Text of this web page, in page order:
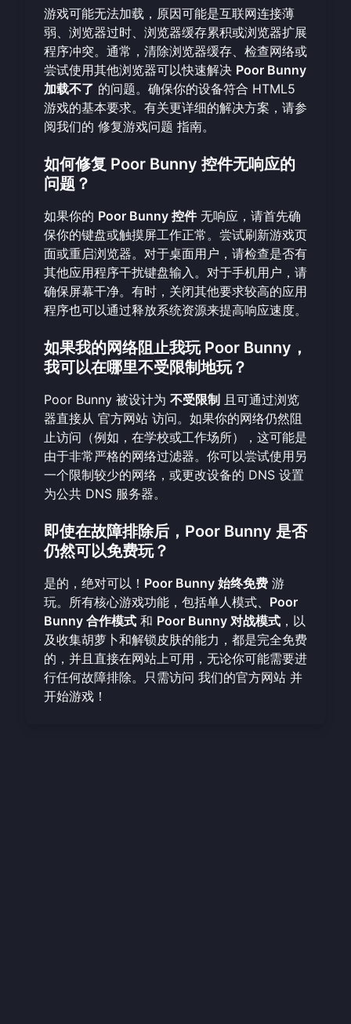
游戏可能无法加载，原因可能是互联网连接薄
弱、浏览器过时、浏览器缓存累积或浏览器扩展
程序冲突。通常，清除浏览器缓存、检查网络或
尝试使用其他浏览器可以快速解决 Poor Bunny
加载不了 的问题。确保你的设备符合 HTML5
游戏的基本要求。有关更详细的解决方案，请参
阅我们的 修复游戏问题 指南。
如何修复 Poor Bunny 控件无响应的
问题？
如果你的 Poor Bunny 控件无响应，请首先确
保你的键盘或触摸屏工作正常。尝试刷新游戏页
面或重启浏览器。对于桌面用户，请检查是否有
其他应用程序干扰键盘输入。对于手机用户，请
确保屏幕干净。有时，关闭其他要求较高的应用
程序也可以通过释放系统资源来提高响应速度。
如果我的网络阻止我玩 Poor Bunny，
我可以在哪里不受限制地玩？
Poor Bunny 被设计为 不受限制 且可通过浏览
器直接从 官方网站 访问。如果你的网络仍然阻
止访问（例如，在学校或工作场所），这可能是
由于非常严格的网络过滤器。你可以尝试使用另
一个限制较少的网络，或更改设备的 DNS 设置
为公共 DNS 服务器。
即使在故障排除后，Poor Bunny 是否
仍然可以免费玩？
是的，绝对可以！ Poor Bunny 始终免费 游
玩。所有核心游戏功能，包括单人模式、 Poor
Bunny 合作模式 和 Poor Bunny 对战模式 ，以
及收集胡萝卜和解锁皮肤的能力，都是完全免费
的，并且直接在网站上可用，无论你可能需要进
行任何故障排除。只需访问 我们的官方网站 并
开始游戏！